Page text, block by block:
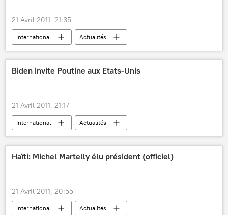
21 Avril 2011, 21:35
International Actualités
Biden invite Poutine aux Etats-Unis
21 Avril 2011, 21:17
International Actualités
Haïti: Michel Martelly élu président (officiel)
21 Avril 2011, 20:55
International Actualités